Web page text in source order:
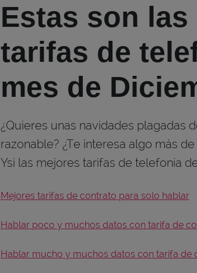
Estas son las
tarifas de
mes de
¿Quieres unas navidades plagadas
razonable? ¿Te interesa algo más
Ysi las mejores tarifas de telefonía
Mejores tarifas de contrato para solo hablar
Hablar poco y muchos datos con tarifa de
Hablar mucho y muchos datos con tarifa de